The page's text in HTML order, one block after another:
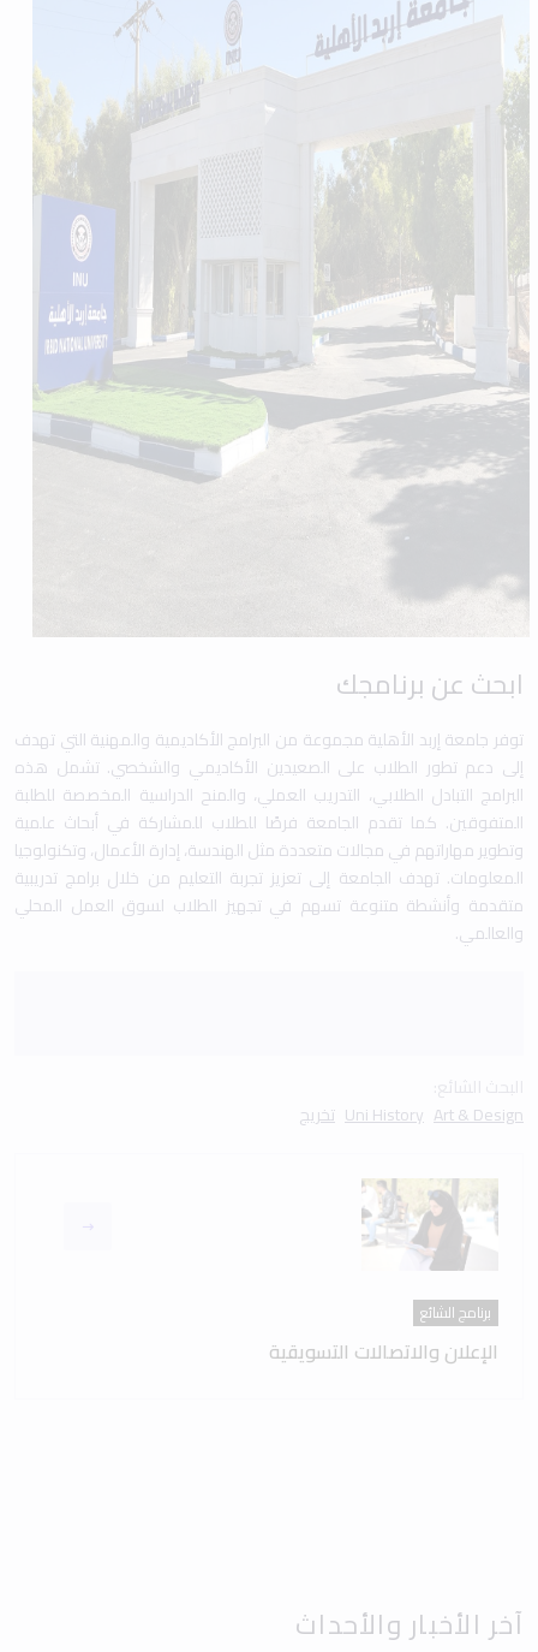
ابحث عن برنامجك
توفر جامعة إربد الأهلية مجموعة من البرامج الأكاديمية والمهنية التي تهدف
إلى دعم تطور الطلاب على الصعيدين الأكاديمي والشخصي. تشمل هذه
البرامج التبادل الطلابي، التدريب العملي، والمنح الدراسية المخصصة للطلبة
المتفوقين. كما تقدم الجامعة فرصًا للطلاب للمشاركة في أبحاث علمية
وتطوير مهاراتهم في مجالات متعددة مثل الهندسة، إدارة الأعمال، وتكنولوجيا
المعلومات. تهدف الجامعة إلى تعزيز تجربة التعليم من خلال برامج تدريبية
متقدمة وأنشطة متنوعة تسهم في تجهيز الطلاب لسوق العمل المحلي
والعالمي.
Art & Design
Uni History تخريج
برنامج الشائع
الإعلان والاتصالات التسويقية
آخر الأخبار والأحداث